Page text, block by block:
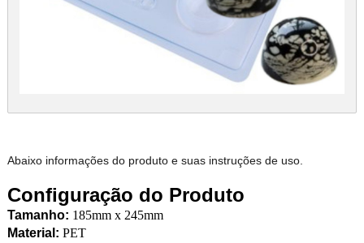
Abaixo informações do produto e suas instruções de uso.
Configuração do Produto
Tamanho: 185mm x 245mm
Material: PET